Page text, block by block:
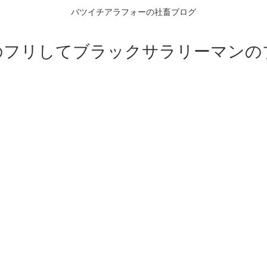
バツイチアラフォーの社畜ブログ
フリしてブラックサラリーマンの